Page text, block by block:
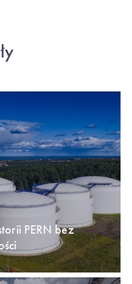
PERN bez